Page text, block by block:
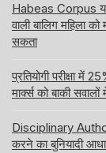
Habeas Corpus
वाली बालिग महिला
सकता
प्रतियोगी परीक्षा
मार्क्स को बाकी
Disciplinary
करने का बुनियादी